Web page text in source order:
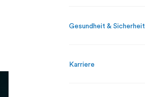
Gesundheit & Sicherheit
Karriere